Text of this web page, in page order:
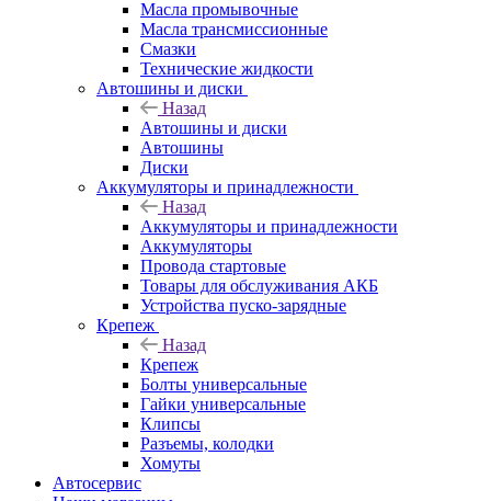
Масла промывочные
Масла трансмиссионные
Смазки
Технические жидкости
Автошины и диски
Назад
Автошины и диски
Автошины
Диски
Аккумуляторы и принадлежности
Назад
Аккумуляторы и принадлежности
Аккумуляторы
Провода стартовые
Товары для обслуживания АКБ
Устройства пуско-зарядные
Крепеж
Назад
Крепеж
Болты универсальные
Гайки универсальные
Клипсы
Разъемы, колодки
Хомуты
Автосервис